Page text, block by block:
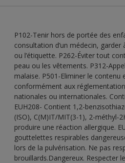
P102-Tenir hors de portée des
consultation d’un médecin,
ou l’étiquette. P262-Éviter tout
peau ou les vêtements. P312-
malaise. P501-Eliminer le contenu
conformément aux
nationales ou internationales.
EUH208- Contient 1,2-
(ISO), C(M)IT/MIT(3-1), 2-méthyl-
produire une réaction allergique.
gouttelettes respirables
lors de la pulvérisation. Ne pas
brouillards.Dangereux. Respecter